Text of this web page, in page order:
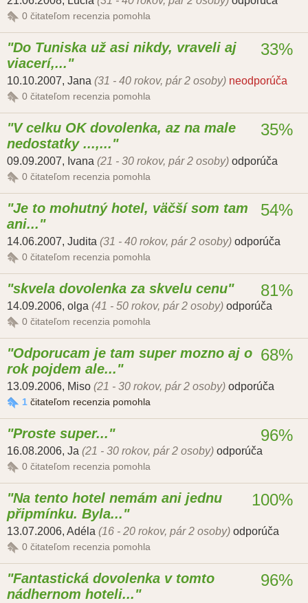
0 čitateľom recenzia pomohla
Do Tuniska už asi nikdy, vraveli aj
viacerí,...
10.10.2007, Jana (31 - 40 rokov, pár 2 osoby) neodporúča
0 čitateľom recenzia pomohla
33%
V celku OK dovolenka, az na male
nedostatky ...,...
09.09.2007, Ivana (21 - 30 rokov, pár 2 osoby) odporúča
0 čitateľom recenzia pomohla
35%
Je to mohutný hotel, väčší som tam
ani...
14.06.2007, Judita (31 - 40 rokov, pár 2 osoby) odporúča
0 čitateľom recenzia pomohla
54%
skvela dovolenka za skvelu cenu
14.09.2006, olga (41 - 50 rokov, pár 2 osoby) odporúča
0 čitateľom recenzia pomohla
81%
Odporucam je tam super mozno aj o
rok pojdem ale...
13.09.2006, Miso (21 - 30 rokov, pár 2 osoby) odporúča
1 čitateľom recenzia pomohla
68%
Proste super...
16.08.2006, Ja (21 - 30 rokov, pár 2 osoby) odporúča
0 čitateľom recenzia pomohla
96%
Na tento hotel nemám ani jednu
připmínku. Byla...
13.07.2006, Adéla (16 - 20 rokov, pár 2 osoby) odporúča
0 čitateľom recenzia pomohla
100%
Fantastická dovolenka v tomto
nádhernom hoteli...
96%